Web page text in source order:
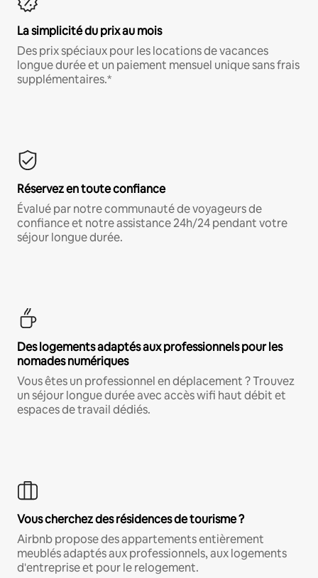
La simplicité du prix au mois
Des prix spéciaux pour les locations de vacances
longue durée et un paiement mensuel unique sans frais
supplémentaires.*
Réservez en toute confiance
Évalué par notre communauté de voyageurs de
confiance et notre assistance 24h/24 pendant votre
séjour longue durée.
Des logements adaptés aux professionnels pour les
nomades numériques
Vous êtes un professionnel en déplacement ? Trouvez
un séjour longue durée avec accès wifi haut débit et
espaces de travail dédiés.
Vous cherchez des résidences de tourisme ?
Airbnb propose des appartements entièrement
meublés adaptés aux professionnels, aux logements
d'entreprise et pour le relogement.